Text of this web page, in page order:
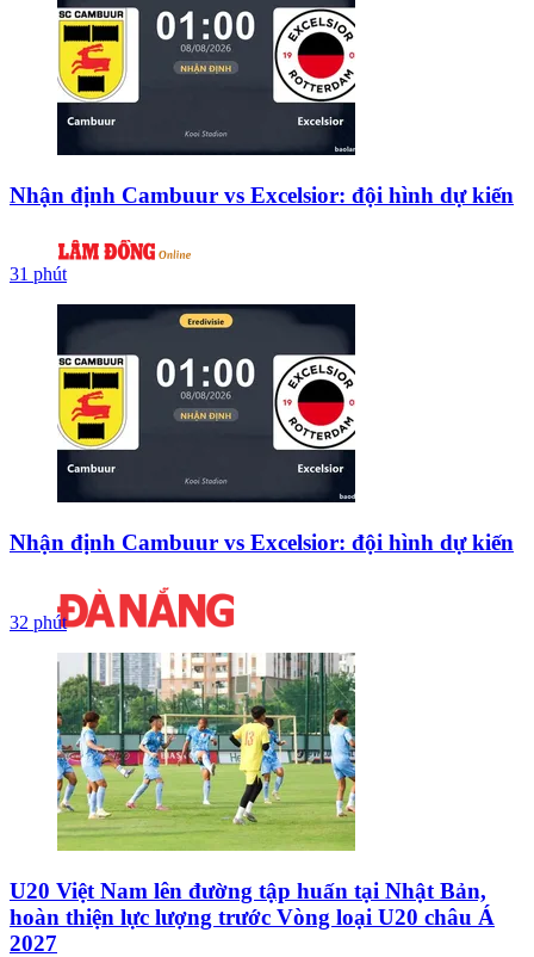
Nhận định Cambuur vs Excelsior: đội hình dự kiến
31 phút
Nhận định Cambuur vs Excelsior: đội hình dự kiến
32 phút
U20 Việt Nam lên đường tập huấn tại Nhật Bản,
hoàn thiện lực lượng trước Vòng loại U20 châu Á
2027